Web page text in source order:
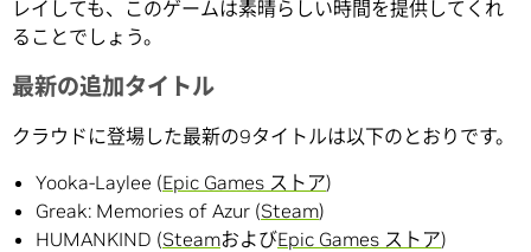
レイしても、このゲームは素晴らしい時間を提供してくれ
ることでしょう。
最新の追加タイトル
クラウドに登場した最新の9タイトルは以下のとおりです。
Yooka-Laylee (Epic Games ストア)
Greak: Memories of Azur (Steam)
HUMANKIND (SteamおよびEpic Games ストア)